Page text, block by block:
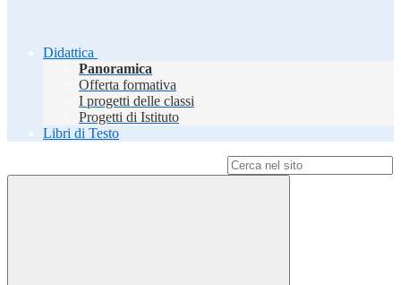
Didattica
Panoramica
Offerta formativa
I progetti delle classi
Progetti di Istituto
Libri di Testo